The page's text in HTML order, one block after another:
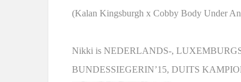
Drenthe
(Kalan Kingsburgh x Cobby Body Under
Nikki is NEDERLANDS-,
BUNDESSIEGERIN’15, DUITS